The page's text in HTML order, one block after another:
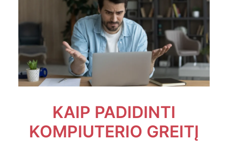
KAIP PADIDINTI
KOMPIUTERIO GREITĮ